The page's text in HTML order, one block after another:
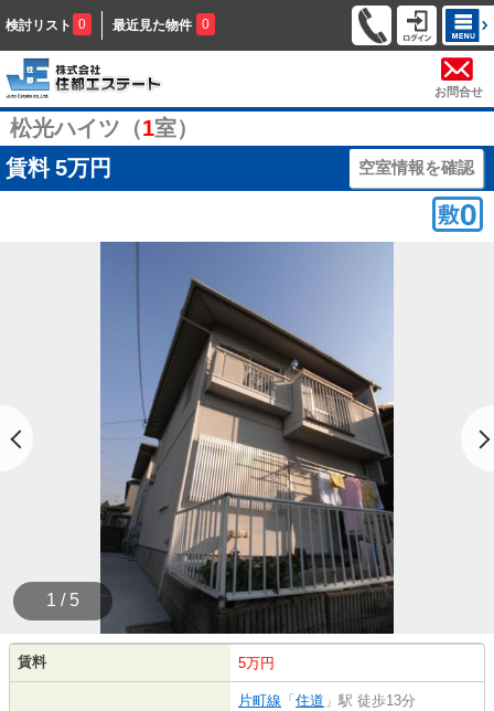
検討リスト 0 最近見た物件 0
お問合せ
松光ハイツ（1室）
賃料 5万円 空室情報を確認
1 / 5
賃料 5万円
片町線 「 住道 」駅 徒歩13分